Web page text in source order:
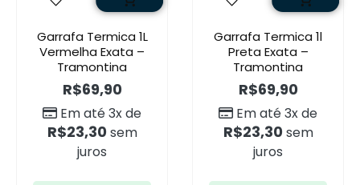
Garrafa Termica 1L
Vermelha Exata –
Tramontina
R$69,90
Em até 3x de
R$23,30 sem
juros
Garrafa Termica 1l
Preta Exata –
Tramontina
R$69,90
Em até 3x de
R$23,30 sem
juros